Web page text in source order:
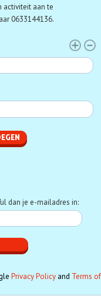
activiteit aan te
0633144136.
dan je e-mailadres in:
Privacy Policy and Terms of